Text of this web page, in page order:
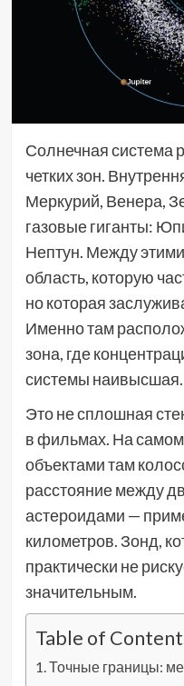
Солнечная система
четких зон.
Меркурий, Венера,
газовые гиганты:
Нептун. Между
область, которую
но которая
Именно там
зона, где
системы наивысшая.
Это не сплошная
в фильмах. На
объектами там
расстояние между
астероидами —
километров. Зонд,
практически не
значительным.
Table of
Точные границы: